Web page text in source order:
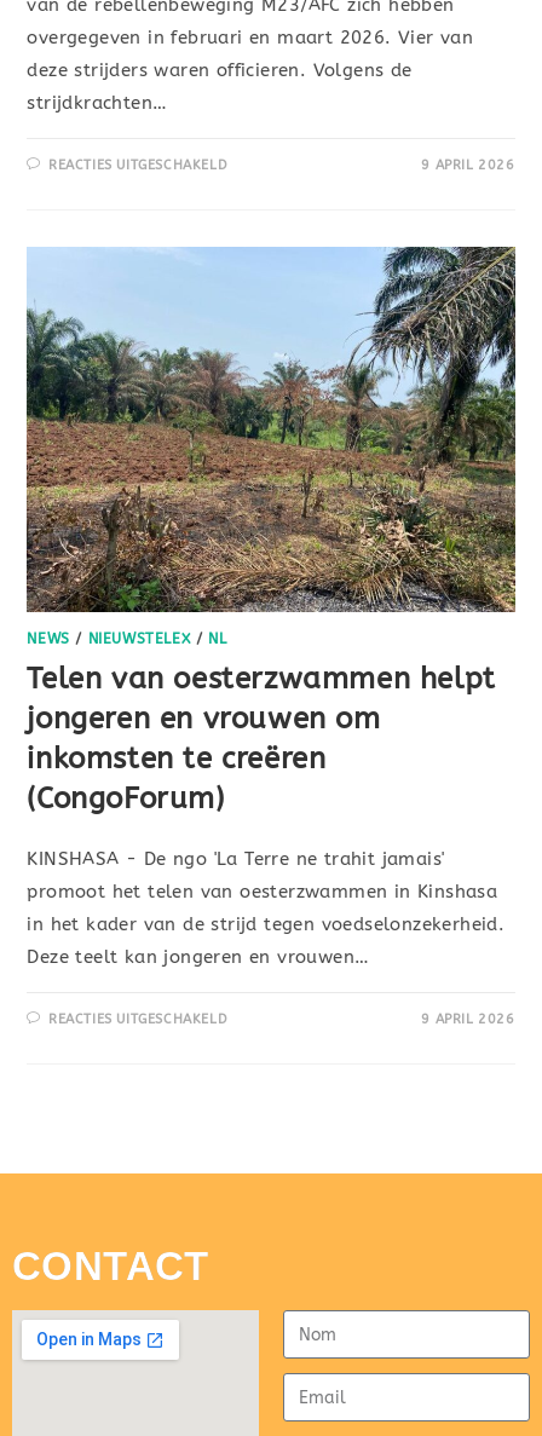
van de rebellenbeweging M23/AFC zich hebben
overgegeven in februari en maart 2026. Vier van
deze strijders waren officieren. Volgens de
strijdkrachten…
REACTIES UITGESCHAKELD 9 APRIL 2026
NEWS / NIEUWSTELEX/ NL
Telen van oesterzwammen helpt
jongeren en vrouwen om
inkomsten te creëren
(CongoForum)
KINSHASA - De ngo 'La Terre ne trahit jamais'
promoot het telen van oesterzwammen in Kinshasa
in het kader van de strijd tegen voedselonzekerheid.
Deze teelt kan jongeren en vrouwen…
REACTIES UITGESCHAKELD 9 APRIL 2026
CONTACT